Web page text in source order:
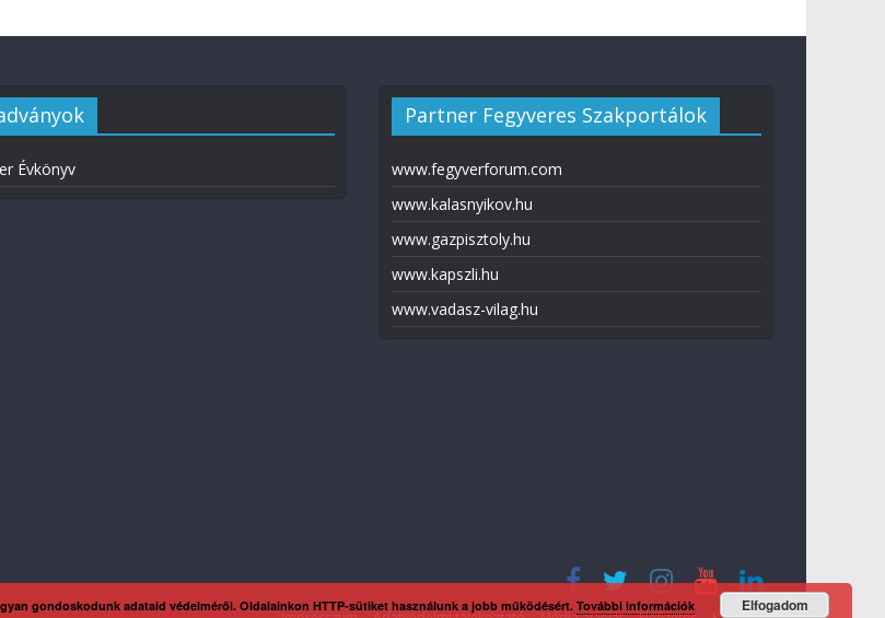
Évkönyv
Partner Fegyveres Szakportálok
www.fegyverforum.com
www.kalasnyikov.hu
www.gazpisztoly.hu
www.kapszli.hu
www.vadasz-vilag.hu
gondoskodunk adataid védelméről. Oldalainkon HTTP-sütiket használunk a jobb működésért. További információk Elfogadom